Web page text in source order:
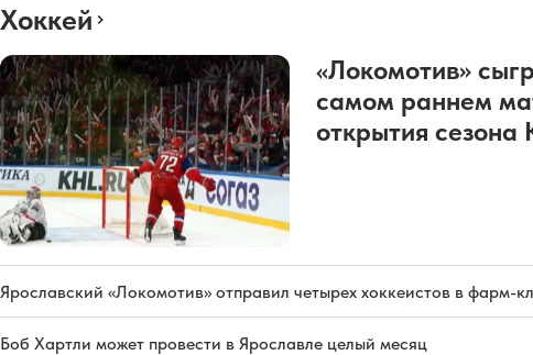
Хоккей
«Локомотив»
самом раннем
открытия сезона
Ярославский «Локомотив» отправил четырех хоккеистов в фарм-
Боб Хартли может провести в Ярославле целый месяц